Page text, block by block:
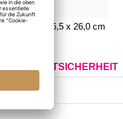
16,5 x 26,0 cm
PRODUKTSICHERHEIT